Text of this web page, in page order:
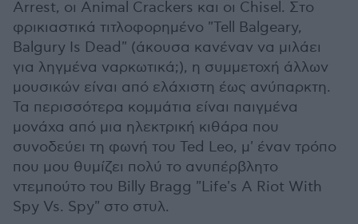
Arrest, οι Animal Crackers και οι Chisel. Στο
φρικιαστικά τιτλοφορημένο "Tell Balgeary,
Balgury Is Dead" (άκουσα κανέναν να μιλάει
για ληγμένα ναρκωτικά;), η συμμετοχή άλλων
μουσικών είναι από ελάχιστη έως ανύπαρκτη.
Τα περισσότερα κομμάτια είναι παιγμένα
μονάχα από μια ηλεκτρική κιθάρα που
συνοδεύει τη φωνή του Ted Leo, μ' έναν τρόπο
που μου θυμίζει πολύ το ανυπέρβλητο
ντεμπούτο του Billy Bragg "Life's A Riot With
Spy Vs. Spy" στο στυλ.